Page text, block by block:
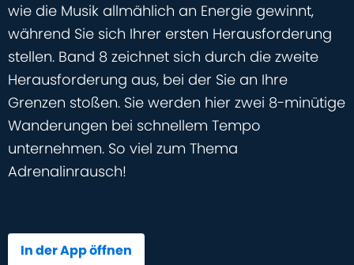
wie die Musik allmählich an Energie gewinnt,
während Sie sich Ihrer ersten Herausforderung
stellen. Band 8 zeichnet sich durch die zweite
Herausforderung aus, bei der Sie an Ihre
Grenzen stoßen. Sie werden hier zwei 8-minütige
Wanderungen bei schnellem Tempo
unternehmen. So viel zum Thema
Adrenalinrausch!
In der App öffnen